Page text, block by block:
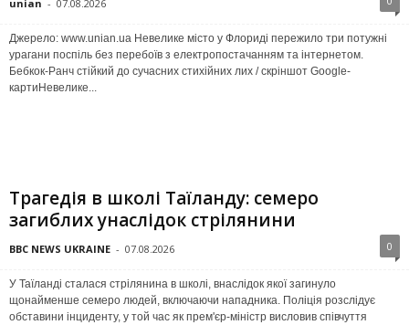
unian - 07.08.2026
Джерело: www.unian.ua Невелике місто у Флориді пережило три потужні
урагани поспіль без перебоїв з електропостачанням та інтернетом.
Бебкок-Ранч стійкий до сучасних стихійних лих / скріншот Google-
картиНевелике...
Трагедія в школі Таїланду: семеро
загиблих унаслідок стрілянини
BBC NEWS UKRAINE - 07.08.2026 0
У Таїланді сталася стрілянина в школі, внаслідок якої загинуло
щонайменше семеро людей, включаючи нападника. Поліція розслідує
обставини інциденту, у той час як прем'єр-міністр висловив співчуття